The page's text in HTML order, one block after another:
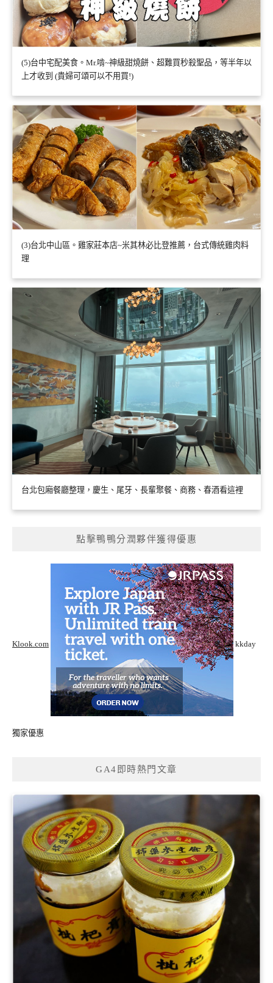
(5)台中宅配美食。Mr.啃~神級甜燒餅、超難買秒殺聖品，等半年以
上才收到 (貴婦可頌可以不用買!)
(3)台北中山區。雞家莊本店~米其林必比登推薦，台式傳統雞肉料
理
台北包廂餐廳整理，慶生、尾牙、長輩聚餐、商務、春酒看這裡
點擊鴨鴨分潤夥伴獲得優惠
Klook.com kkday
獨家優惠
GA4即時熱門文章